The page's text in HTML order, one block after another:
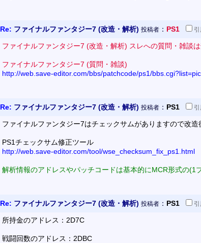
Re: ファイナルファンタジー7 (改造・解析) 投稿者 ： PS1 引
ファイナルファンタジー7 (改造・解析) スレへの質問・雑談は
ファイナルファンタジー7 (質問・雑談)
http://web.save-editor.com/bbs/patchcode/ps1/
Re: ファイナルファンタジー7 (改造・解析) 投稿者 ： PS1 引
ファイナルファンタジー7はチェックサムがありますので改造
PS1チェックサム修正ツール
http://web.save-editor.com/tool/wse_checksum_fix_ps1.html
解析情報のアドレスやパッチコードは基本的にMCR形式の(1
Re: ファイナルファンタジー7 (改造・解析) 投稿者 ： PS1 引
所持金のアドレス：2D7C
戦闘回数のアドレス：2DBC